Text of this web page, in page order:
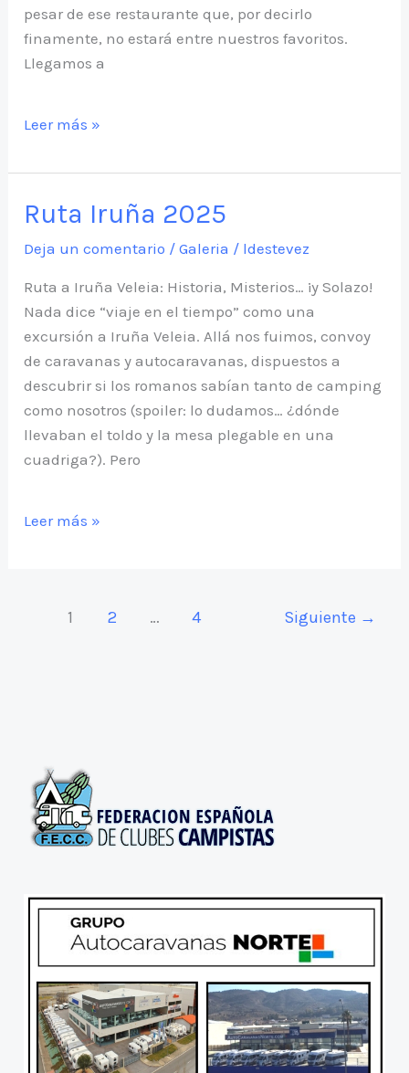
pesar de ese restaurante que, por decirlo
finamente, no estará entre nuestros favoritos.
Llegamos a
Acampada
2025
Leer más »
Ruta Iruña 2025
Deja un comentario /Galeria / ldestevez
Ruta a Iruña Veleia: Historia, Misterios… ¡y Solazo!
Nada dice “viaje en el tiempo” como una
excursión a Iruña Veleia. Allá nos fuimos, convoy
de caravanas y autocaravanas, dispuestos a
descubrir si los romanos sabían tanto de camping
como nosotros (spoiler: lo dudamos… ¿dónde
llevaban el toldo y la mesa plegable en una
cuadriga?). Pero
Ruta
Leer más »
1 2 … 4 Siguiente →